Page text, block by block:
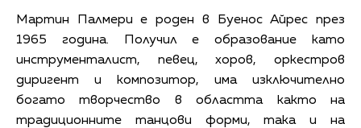
Мартин Палмери е роден в Буенос Айрес през
1965 година. Получил е образование като
инструменталист, певец, хоров, оркестров
диригент и композитор, има изключително
богато творчество в областта както на
традиционните танцови форми, така и на